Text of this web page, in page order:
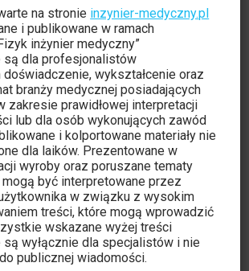
główna
Wydarzenie
Konsultacyjne Łosiowisko
+ Dodaj do Google Calendar
na stronie inzynier-medyczny.pl
i publikowane w ramach
inżynier medyczny”
są dla profesjonalistów
wykształcenie oraz
branży medycznej posiadających
zakresie prawidłowej interpretacji
lub dla osób wykonujących zawód
i kolportowane materiały nie
dla laików. Prezentowane w
wyroby oraz poruszane tematy
być interpretowane przez
w związku z wysokim
treści, które mogą wprowadzić
wskazane wyżej treści
wyłącznie dla specjalistów i nie
publicznej wiadomości.